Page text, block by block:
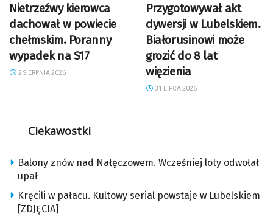
Nietrzeźwy kierowca
dachował w powiecie
chełmskim. Poranny
wypadek na S17
2 SIERPNIA 2026
Przygotowywał akt
dywersji w Lubelskiem.
Białorusinowi może
grozić do 8 lat
więzienia
31 LIPCA 2026
Ciekawostki
Balony znów nad Nałęczowem. Wcześniej loty odwołał
upał
Kręcili w pałacu. Kultowy serial powstaje w Lubelskiem
[ZDJĘCIA]